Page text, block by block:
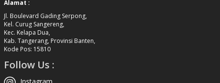
Alamat :
Jl. Boulevard Gading Serpong,
Kel. Curug Sangereng,
Kec. Kelapa Dua,
Kab. Tangerang, Provinsi Banten,
Kode Pos: 15810
Follow Us :